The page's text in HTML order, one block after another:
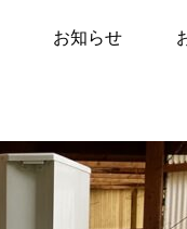
お知らせ
工事】※9年前の電気温水器→「日